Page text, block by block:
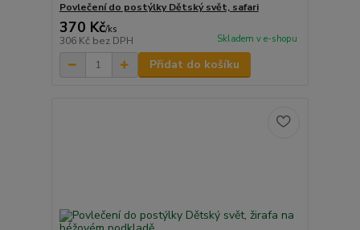
Povlečení do postýlky Dětský svět, safari
370 Kč/ks
306 Kč bez DPH Skladem v e-shopu
Přidat do košíku